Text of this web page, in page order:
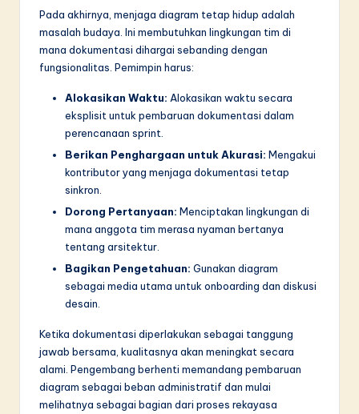
Pada akhirnya, menjaga diagram tetap hidup adalah
masalah budaya. Ini membutuhkan lingkungan tim di
mana dokumentasi dihargai sebanding dengan
fungsionalitas. Pemimpin harus:
Alokasikan Waktu: Alokasikan waktu secara
eksplisit untuk pembaruan dokumentasi dalam
perencanaan sprint.
Berikan Penghargaan untuk Akurasi: Mengakui
kontributor yang menjaga dokumentasi tetap
sinkron.
Dorong Pertanyaan: Menciptakan lingkungan di
mana anggota tim merasa nyaman bertanya
tentang arsitektur.
Bagikan Pengetahuan: Gunakan diagram
sebagai media utama untuk onboarding dan diskusi
desain.
Ketika dokumentasi diperlakukan sebagai tanggung
jawab bersama, kualitasnya akan meningkat secara
alami. Pengembang berhenti memandang pembaruan
diagram sebagai beban administratif dan mulai
melihatnya sebagai bagian dari proses rekayasa